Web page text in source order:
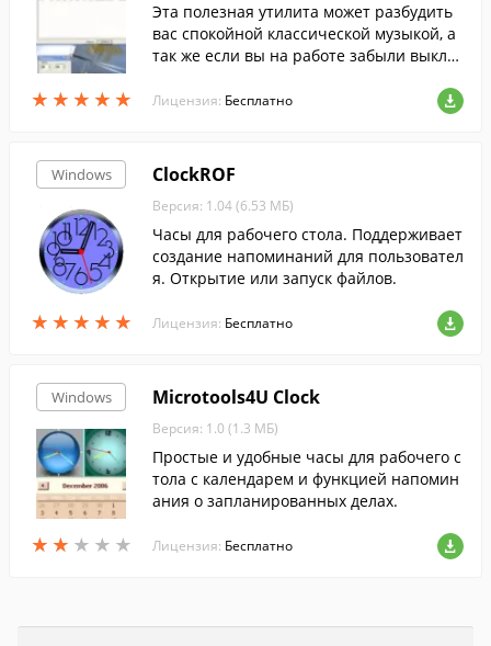
★ ★ ★ ★ ★
★ ★ ★ ★ ★
Эта полезная утилита может разбудить
вас спокойной классической музыкой, а
так же если вы на работе забыли выклю
Лицензия: Бесплатно
Windows
★ ★ ★ ★ ★
★ ★ ★ ★ ★
ClockROF
Версия: 1.04 (6.53 МБ)
Часы для рабочего стола. Поддерживает
создание напоминаний для пользовател
я. Открытие или запуск файлов.
Лицензия: Бесплатно
Windows
★ ★ ★ ★ ★
★ ★ ★ ★ ★
Microtools4U Clock
Версия: 1.0 (1.3 МБ)
Простые и удобные часы для рабочего с
тола с календарем и функцией напомин
ания о запланированных делах.
Лицензия: Бесплатно